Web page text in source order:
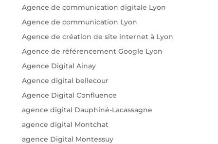
Agence de communication digitale Lyon
Agence de communication Lyon
Agence de création de site internet à Lyon
Agence de référencement Google Lyon
Agence Digital Ainay
Agence digital bellecour
Agence Digital Confluence
agence digital Dauphiné-Lacassagne
agence digital Montchat
agence Digital Montessuy